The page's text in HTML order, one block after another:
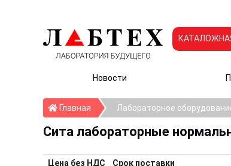
Новости
ГлавнаяГлавнаяЛабораторное
Сита лабораторные
Цена без НДС Срок поставки